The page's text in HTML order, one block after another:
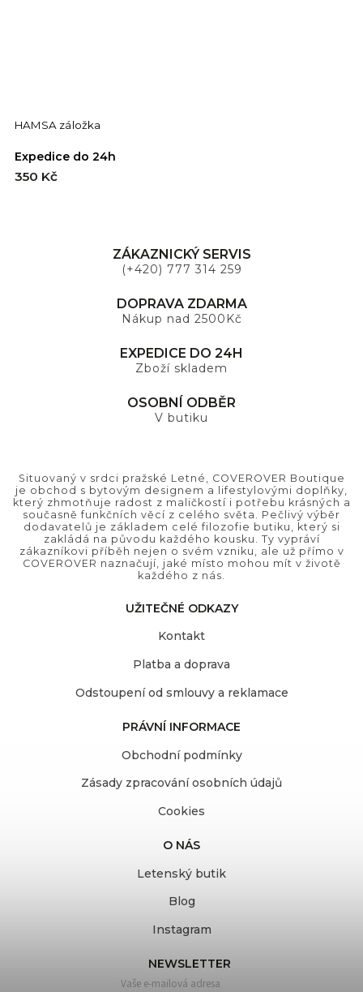
HAMSA záložka
Expedice do 24h
350 Kč
ZÁKAZNICKÝ SERVIS
(+420) 777 314 259
DOPRAVA ZDARMA
Nákup nad 2500Kč
EXPEDICE DO 24H
Zboží skladem
OSOBNÍ ODBĚR
V butiku
Situovaný v srdci pražské Letné, COVEROVER Boutique
je obchod s bytovým designem a lifestylovými doplňky,
který zhmotňuje radost z maličkostí i potřebu krásných a
současně funkčních věcí z celého světa. Pečlivý výběr
dodavatelů je základem celé filozofie butiku, který si
zakládá na původu každého kousku. Ty vypráví
zákazníkovi příběh nejen o svém vzniku, ale už přímo v
COVEROVER naznačují, jaké místo mohou mít v životě
každého z nás.
UŽITEČNÉ ODKAZY
Kontakt
Platba a doprava
Odstoupení od smlouvy a reklamace
PRÁVNÍ INFORMACE
Obchodní podmínky
Zásady zpracování osobních údajů
Cookies
O NÁS
Letenský butik
Blog
Instagram
NEWSLETTER